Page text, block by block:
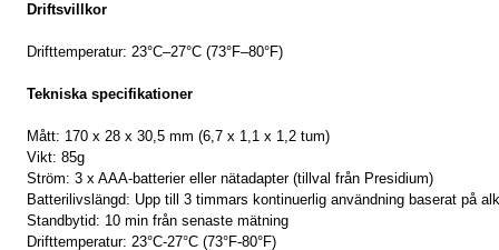
Driftsvillkor
Drifttemperatur: 23°C–27°C (73°F–80°F)
Tekniska specifikationer
Mått: 170 x 28 x 30,5 mm (6,7 x 1,1 x 1,2 tum)
Vikt: 85g
Ström: 3 x AAA-batterier eller nätadapter (tillval från Presidium)
Batterilivslängd: Upp till 3 timmars kontinuerlig användning baserat på
Standbytid: 10 min från senaste mätning
Drifttemperatur: 23°C-27°C (73°F-80°F)